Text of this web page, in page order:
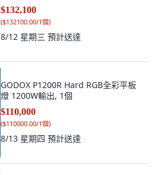
$132,100
($132100.00/1個)
8/12 星期三 預計送達
GODOX P1200R Hard RGB全彩平板
燈 1200W輸出, 1個
$110,000
($110000.00/1個)
8/13 星期四 預計送達